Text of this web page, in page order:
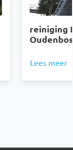
reiniging
Lees meer